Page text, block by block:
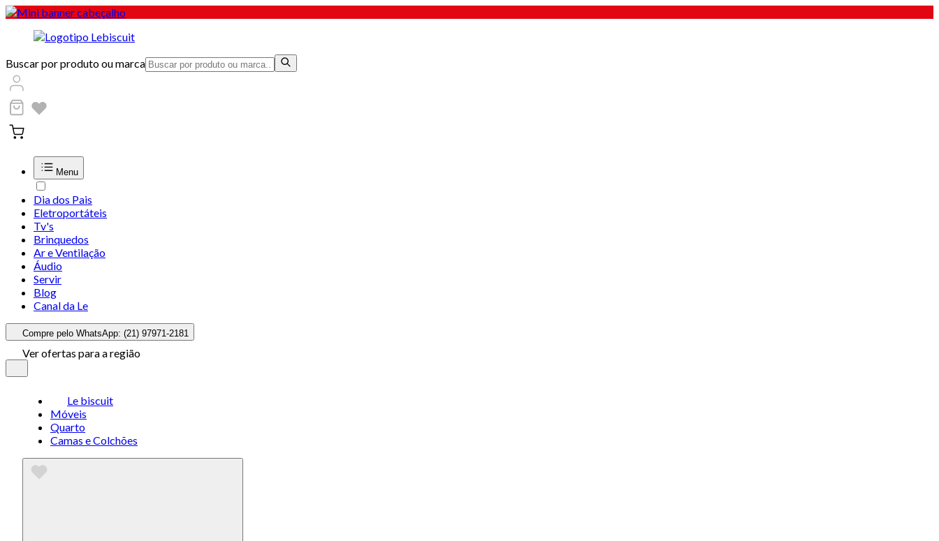
Buscar por produto ou marca
Menu
Dia dos Pais
Eletroportáteis
Tv's
Brinquedos
Ar e Ventilação
Áudio
Servir
Blog
Canal da Le
Compre pelo WhatsApp: (21) 97971-2181
Ver ofertas para a região
Le biscuit
Móveis
Quarto
Camas e Colchões